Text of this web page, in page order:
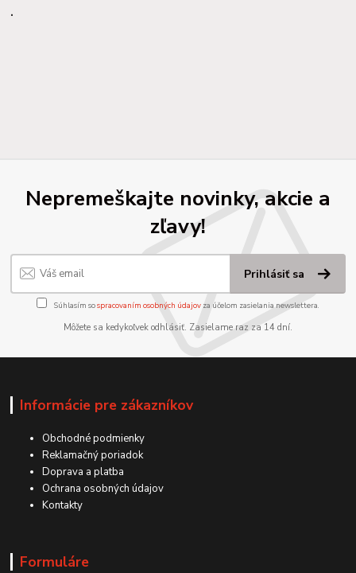
.
Nepremeškajte novinky, akcie a
zľavy!
Prihlásiť sa
Súhlasím sospracovaním osobných údajov za účelom zasielania newslettera.
Môžete sa kedykoľvek odhlásiť. Zasielame raz za 14 dní.
Informácie pre zákazníkov
Obchodné podmienky
Reklamačný poriadok
Doprava a platba
Ochrana osobných údajov
Kontakty
Formuláre